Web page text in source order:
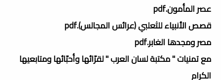
عصر المأمون.pdf
قصص الأنبياء للثعلبي (عرائس المجالس).pdf
مصر ومجدها الغابر.pdf
مع تمنيات " مكتبة لسان العرب " لقرّائها وأحبّائها ومتابعيها
الكرام